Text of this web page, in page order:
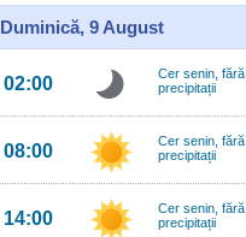
Duminică, 9 August
02:00
Cer senin, fără
precipitații
08:00
Cer senin, fără
precipitații
14:00
Cer senin, fără
precipitații